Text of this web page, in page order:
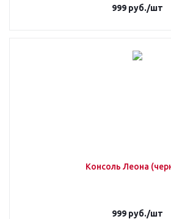
999руб./шт
Консоль
999руб./шт